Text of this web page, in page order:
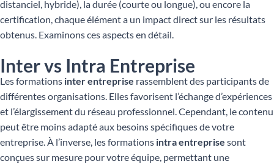
distanciel, hybride), la durée (courte ou longue), ou encore la
certification, chaque élément a un impact direct sur les résultats
obtenus. Examinons ces aspects en détail.
Inter vs Intra Entreprise
Les formations inter entreprise rassemblent des participants de
différentes organisations. Elles favorisent l’échange d’expériences
et l’élargissement du réseau professionnel. Cependant, le contenu
peut être moins adapté aux besoins spécifiques de votre
entreprise. À l’inverse, les formations intra entreprise sont
conçues sur mesure pour votre équipe, permettant une